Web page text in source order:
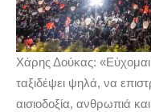
Χάρης Δούκας:
ταξιδέψει ψηλά, να
αισιοδοξία, ανθρωπιά